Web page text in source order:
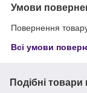
Умови
Повернення
Всі умови
Подібні товари